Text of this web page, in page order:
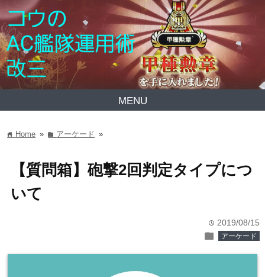
MENU
home Home » folder アーケード »
【質問箱】砲撃2回判定タイプにつ
いて
time 2019/08/15
folder アーケード